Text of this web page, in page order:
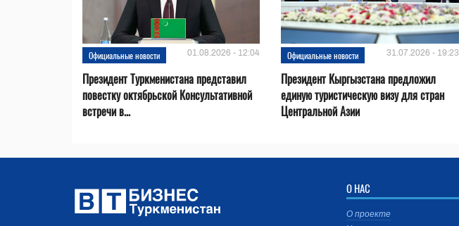
Официальные новости 01.08.2026 - 12:04
Президент Туркменистана представил
повестку октябрьской Консультативной
встречи в...
Официальные новости 31.07.2026 - 19:23
Президент Кыргызстана предложил
единую туристическую визу для стран
Центральной Азии
О НАС
О проекте